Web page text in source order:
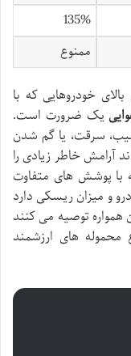
135%
ممنوع
خودروهایی که با
یک ضرورت است.
سرقت، یا گم شدن
خاطر زیادی را
با پوشش های متفاوت
و میزان ریسکی دارد
توصیه می کنند
های ارزشمند